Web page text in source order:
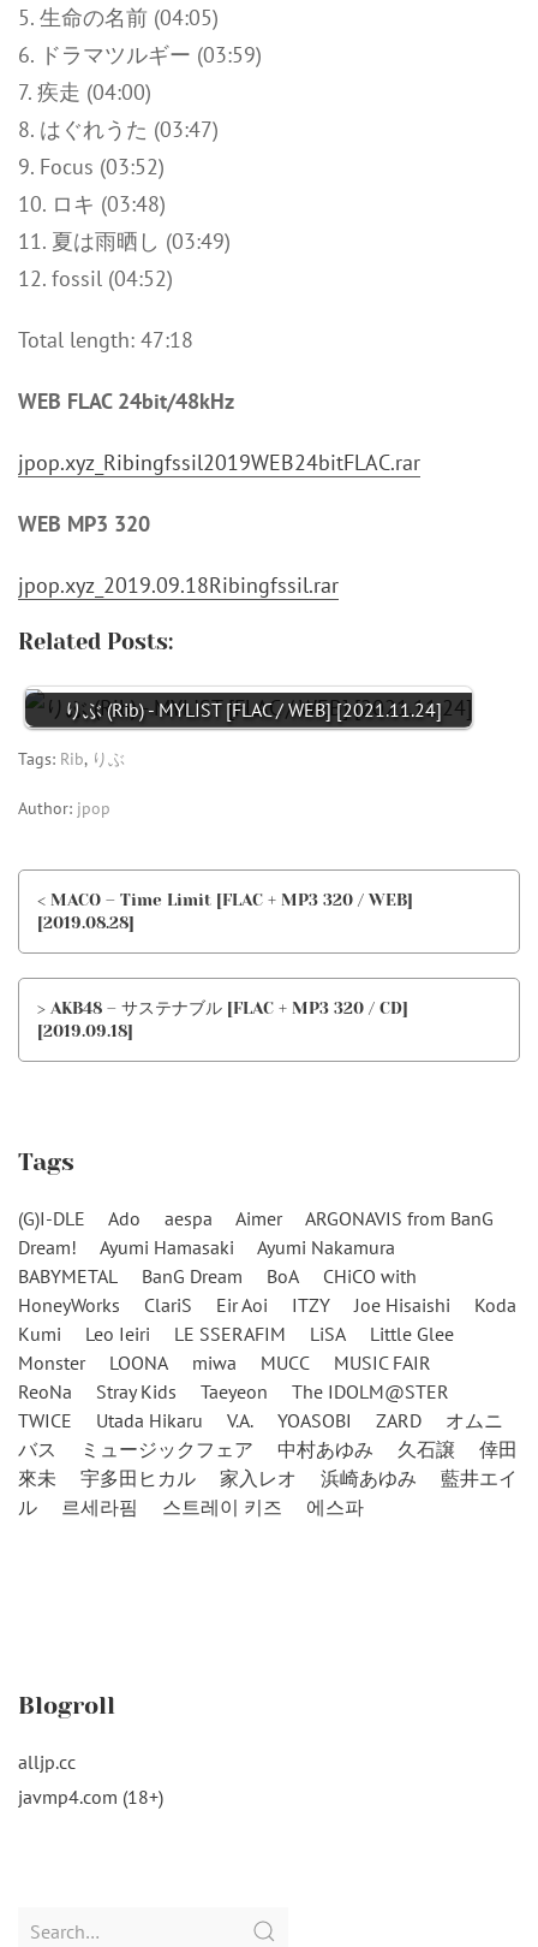
5. 生命の名前 (04:05)
6. ドラマツルギー (03:59)
7. 疾走 (04:00)
8. はぐれうた (03:47)
9. Focus (03:52)
10. ロキ (03:48)
11. 夏は雨晒し (03:49)
12. fossil (04:52)
Total length: 47:18
WEB FLAC 24bit/48kHz
jpop.xyz_Ribingfssil2019WEB24bitFLAC.rar
WEB MP3 320
jpop.xyz_2019.09.18Ribingfssil.rar
Related Posts:
りぶ (Rib) - MYLIST [FLAC / WEB] [2021.11.24]
Tags: Rib, りぶ
Author: jpop
< MACO – Time Limit [FLAC + MP3 320 / WEB]
[2019.08.28]
> AKB48 – サステナブル [FLAC + MP3 320 / CD]
[2019.09.18]
Tags
(G)I-DLE Ado aespa Aimer
ARGONAVIS from BanG
Dream!
Ayumi Hamasaki
Ayumi Nakamura
BABYMETAL
BanG Dream BoA
CHiCO with
HoneyWorks
ClariS Eir Aoi ITZY Joe Hisaishi
Koda
Kumi
Leo Ieiri LE SSERAFIM LiSA
Little Glee
Monster
LOONA miwa MUCC
MUSIC FAIR
ReoNa
Stray Kids Taeyeon
The IDOLM@STER
TWICE
Utada Hikaru V.A. YOASOBI ZARD
オムニ
バス
ミュージックフェア 中村あゆみ 久石譲
倖田
來未
宇多田ヒカル 家入レオ 浜崎あゆみ
藍井エイ
ル
르세라핌 스트레이 키즈 에스파
Blogroll
alljp.cc
javmp4.com (18+)
Search